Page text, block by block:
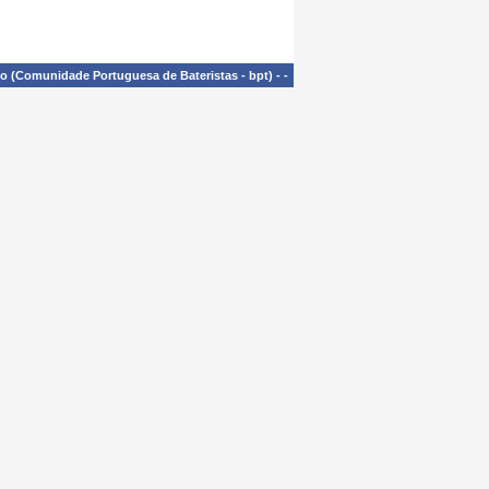
(Comunidade Portuguesa de Bateristas - bpt) - -